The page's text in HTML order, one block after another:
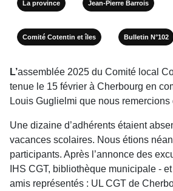
La province Jean-Pierre Barrois
Comité Cotentin et îles Bulletin N°102
L’assemblée 2025 du Comité local
tenue le 15 février à Cherbourg en
Louis Guglielmi que nous remercions
Une dizaine d’adhérents étaient
vacances scolaires. Nous étions
participants. Après l’annonce des
IHS CGT, bibliothèque municipale -
amis représentés : UL CGT de